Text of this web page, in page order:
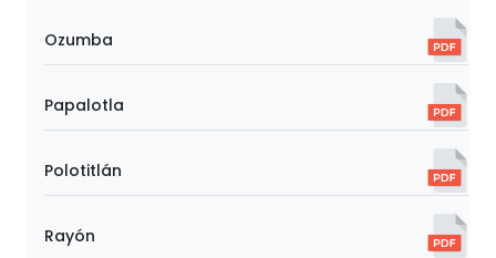
Ozumba
Papalotla
Polotitlán
Rayón